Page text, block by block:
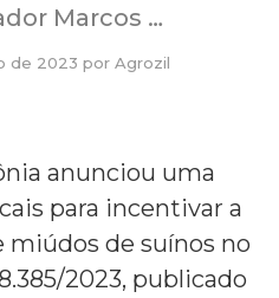
Marcos …
de 2023 por Agrozil
anunciou uma
para incentivar a
miúdos de suínos no
2023, publicado